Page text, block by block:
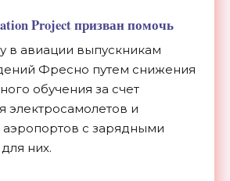
Project призван помочь
в авиации выпускникам
Фресно путем снижения
обучения за счет
электросамолетов и
аэропортов с зарядными
них.